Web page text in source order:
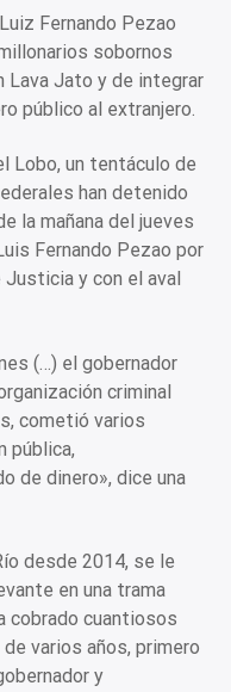
Fernando Pezao
sobornos
Lava Jato y de integrar
público al extranjero.
Lobo, un tentáculo de
han detenido
la mañana del jueves
Fernando Pezao por
y con el aval
(…) el gobernador
criminal
cometió varios
pública,
de dinero», dice una
desde 2014, se le
en una trama
cobrado cuantiosos
varios años, primero
y